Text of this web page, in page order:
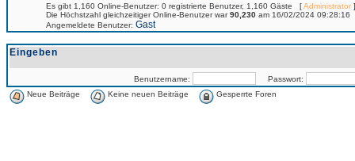
Es gibt 1,160 Online-Benutzer: 0 registrierte Benutzer, 1,160 Gäste [Administrator
Die Höchstzahl gleichzeitiger Online-Benutzer war90,230 am 16/02/2024 09:28:16
Angemeldete Benutzer: Gast
Eingeben
Benutzername:
Passwort:
Neue Beiträge
Keine neuen Beiträge Gesperrte Foren